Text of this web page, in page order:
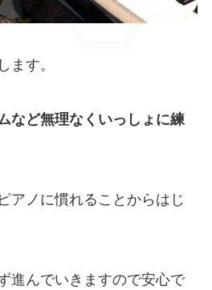
ます。
など無理なくいっしょに練
アノに慣れることからはじ
進んでいきますので安心で